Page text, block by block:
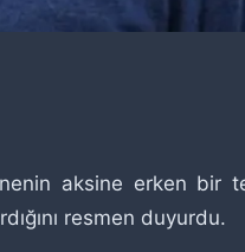
aksine erken bir
resmen duyurdu.